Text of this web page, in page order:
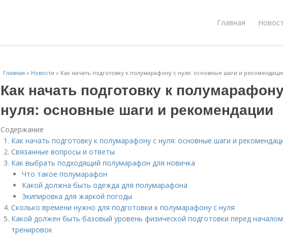
Главная
Главная » Новости » Как начать подготовку к полумарафону с нуля: основные шаги и
Как начать подготовку к
нуля: основные шаги и рекомендации
Содержание
Как начать подготовку к полумарафону с нуля: основные шаги и
Связанные вопросы и ответы
Как выбрать подходящий полумарафон для новичка
Что такое полумарафон
Какой должна быть одежда для полумарафона
Экипировка для жаркой погоды
Сколько времени нужно для подготовки к полумарафону с нуля
Какой должен быть базовый уровень физической подготовки перед началом
тренировок